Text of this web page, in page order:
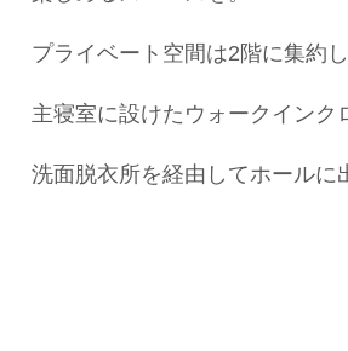
プライベート空間は2階に集約し
主寝室に設けたウォークインク
洗面脱衣所を経由してホールに